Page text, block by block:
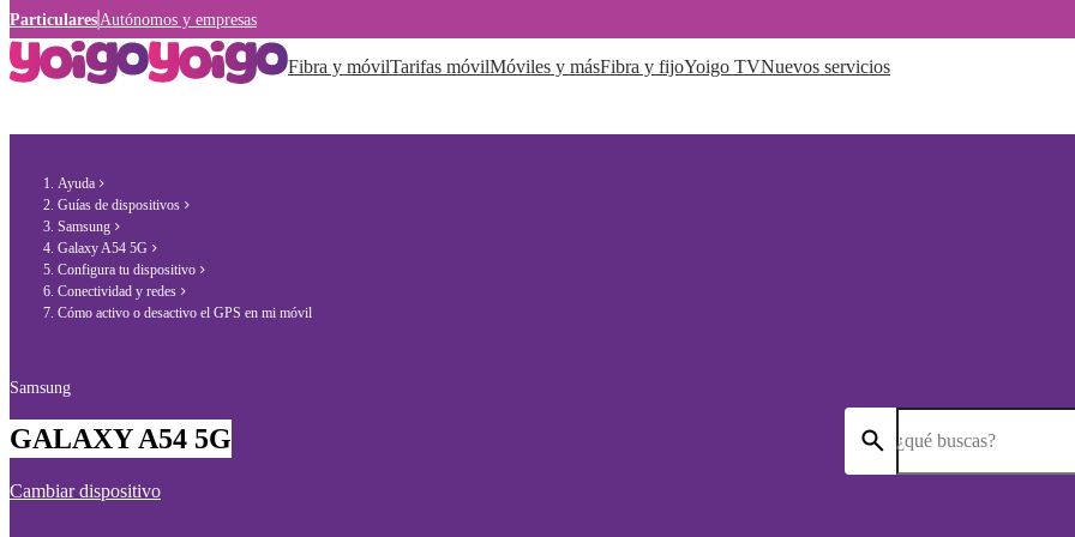
Particulares Autónomos y empresas
Fibra y móvilTarifas móvilMóviles y másFibra y fijoYoigo TVNuevos servicios
Ayuda
Guías de dispositivos
Samsung
Galaxy A54 5G
Configura tu dispositivo
Conectividad y redes
Cómo activo o desactivo el GPS en mi móvil
Samsung
GALAXY A54 5G
Cambiar dispositivo
¿qué buscas?